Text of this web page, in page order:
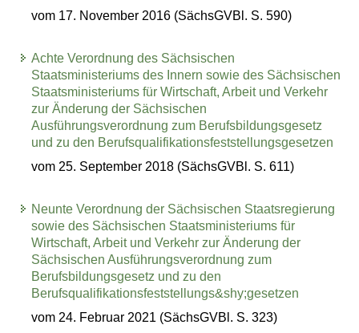
vom 17. November 2016 (SächsGVBl. S. 590)
Achte Verordnung des Sächsischen
Staatsministeriums des Innern sowie des Sächsischen
Staatsministeriums für Wirtschaft, Arbeit und Verkehr
zur Änderung der Sächsischen
Ausführungsverordnung zum Berufsbildungsgesetz
und zu den Berufsqualifikationsfeststellungsgesetzen
vom 25. September 2018 (SächsGVBl. S. 611)
Neunte Verordnung der Sächsischen Staatsregierung
sowie des Sächsischen Staatsministeriums für
Wirtschaft, Arbeit und Verkehr zur Änderung der
Sächsischen Ausführungsverordnung zum
Berufsbildungsgesetz und zu den
Berufsqualifikationsfeststellungs&shy;gesetzen
vom 24. Februar 2021 (SächsGVBl. S. 323)